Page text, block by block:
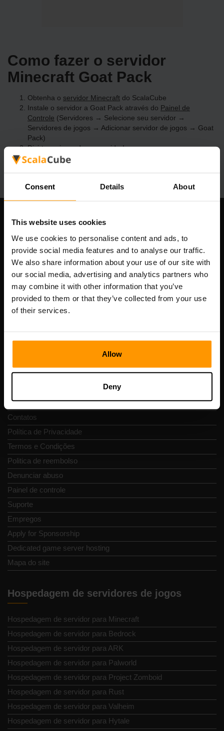
Consent Details About
This website uses cookies
We use cookies to personalise content and ads, to
provide social media features and to analyse our traffic.
We also share information about your use of our site with
our social media, advertising and analytics partners who
may combine it with other information that you’ve
provided to them or that they’ve collected from your use
of their services.
Allow
Deny
Como fazer o servidor
Minecraft Goat Pack
Obtenha o servidor Minecraft do ScalaCube
Instale o servidor a Goat Pack através do Painel de
Controle (Servidores → Selecione seu servidor →
Servidores de jogos → Adicionar servidor de jogos → Goat
Pack)
Divirta-se jogando no servidor!
Nossa empresa
Scalable Hosting Solutions OÜ
Código de Registo: 14652605
Número de IVA: EE102133820
Endereço: Harju maakond, Tallinn, Kesklinna linnaosa,
Vesivärava tn 50-201, 10152
Navegação rápida
Avaliações
Contatos
Política de Privacidade
Termos e Condições
Politica de reembolso
Denunciar abuso
Painel de controle
Suporte
Empregos
Apply for Sponsorship
Dedicated game server hosting
Mapa do site
Hospedagem de servidores de jogos
Hospedagem de servidor para Minecraft
Hospedagem de servidor para Bedrock
Hospedagem de servidor para ARK
Hospedagem de servidor para Palworld
Hospedagem de servidor para Project Zomboid
Hospedagem de servidor para Rust
Hospedagem de servidor para Valheim
Hospedagem de servidor para Hytale